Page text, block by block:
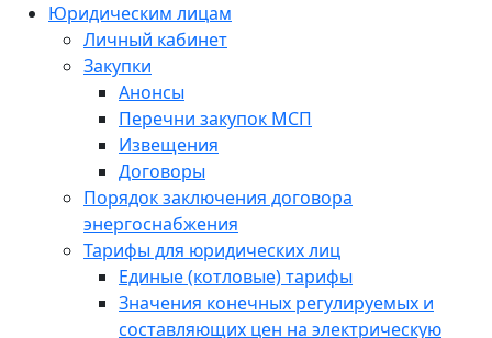
Юридическим лицам
Личный кабинет
Закупки
Анонсы
Перечни закупок МСП
Извещения
Договоры
Порядок заключения договора
энергоснабжения
Тарифы для юридических лиц
Единые (котловые) тарифы
Значения конечных регулируемых и
составляющих цен на электрическую